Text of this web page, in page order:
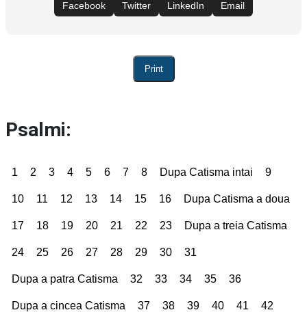
Facebook Twitter LinkedIn Email
Print
Psalmi:
1 2 3 4 5 6 7 8 Dupa Catisma intai 9
10 11 12 13 14 15 16 Dupa Catisma a doua
17 18 19 20 21 22 23 Dupa a treia Catisma
24 25 26 27 28 29 30 31
Dupa a patra Catisma 32 33 34 35 36
Dupa a cincea Catisma 37 38 39 40 41 42